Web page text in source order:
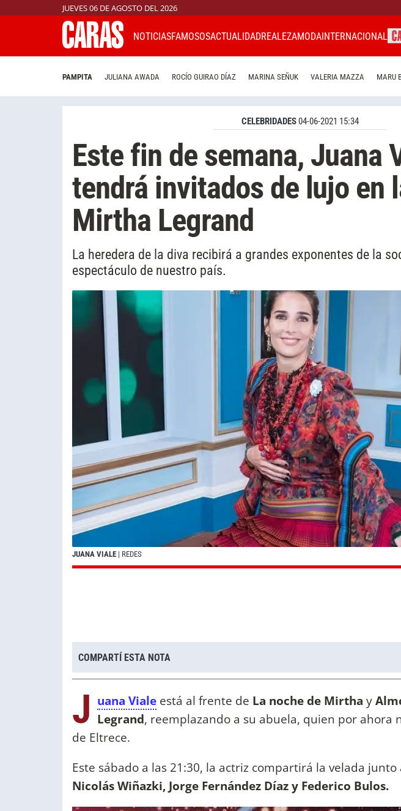
JUEVES 06 DE AGOSTO DEL 2026
NOTICIASFAMOSOSACTUALIDADREALEZAMODAINTERNACIONAL
PAMPITA JULIANA AWADA ROCÍO GUIRAO DÍAZ MARINA SEÑUK VALERIA MAZZA MARU
CELEBRIDADES04-06-2021 15:34
Este fin de semana, Juana
tendrá invitados de lujo en
Mirtha Legrand
La heredera de la diva recibirá a grandes exponentes de la
espectáculo de nuestro país.
JUANA VIALE | REDES
COMPARTÍ ESTA NOTA
J uana Viale está al frente de La noche de Mirtha y
Legrand, reemplazando a su abuela, quien por ahora
de Eltrece.
Este sábado a las 21:30, la actriz compartirá la velada junto
Nicolás Wiñazki, Jorge Fernández Díaz y Federico Bulos.